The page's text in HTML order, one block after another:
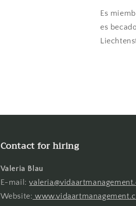
Es
es
Contact for hiring
Valeria Blau
E-mail:
Website: